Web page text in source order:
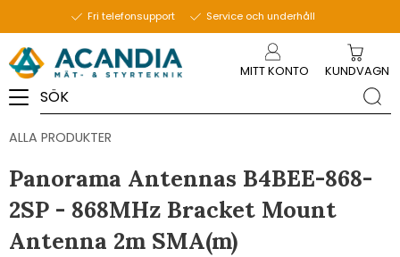
Fri telefonsupport Service och underhåll
MITT KONTO KUNDVAGN
ALLA PRODUKTER
Panorama Antennas B4BEE-868-
2SP - 868MHz Bracket Mount
Antenna 2m SMA(m)